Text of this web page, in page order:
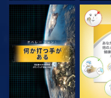
観る 観